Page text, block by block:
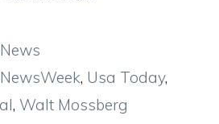
News
NewsWeek, Usa Today,
, Walt Mossberg